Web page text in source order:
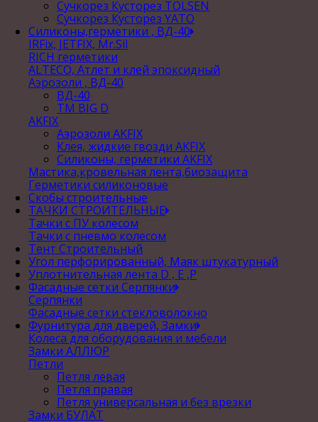
Сучкорез Кусторез TOLSEN
Сучкорез Кусторез YATO
Силиконы,герметики , ВД-40
IRFix, JETFIX, Mr.Sil
RICH герметики
ALTECO, Атлет и клей эпоксидный
Аэрозоли , ВД-40
ВД-40
TM BIG D
AKFIX
Аэрозоли AKFIX
Клея, жидкие гвозди AKFIX
Силиконы, герметики AKFIX
Мастика,кровельная лента,биозащита
Герметики силиконовые
Скобы строительные
ТАЧКИ СТРОИТЕЛЬНЫЕ
Тачки с ПУ колесом
Тачки с пневмо колесом
Тент Строительный
Угол перфорированный, Маяк штукатурный
Уплотнительная лента D , Е ,P
Фасадные сетки Серпянки
Серпянки
Фасадные сетки стекловолокно
Фурнитура для дверей, Замки
Колеса для оборудования и мебели
Замки АЛЛЮР
Петли
Петля левая
Петля правая
Петля универсальная и без врезки
Замки БУЛАТ